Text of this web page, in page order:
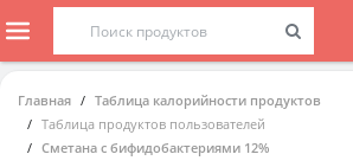
Главная
Таблица калорийности продуктов
Таблица продуктов пользователей
Сметана с бифидобактериями 12%